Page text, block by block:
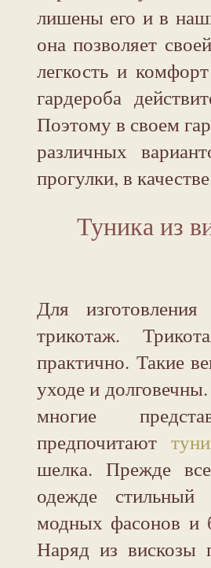
лишены его и в
она позволяет
легкость и
гардероба
Поэтому в своем
различных
прогулки, в
Туника из
Для
трикотаж.
практично. Такие
уходе и
многие
предпочитают
шелка. Прежде
одежде стильный
модных фасонов и
Наряд из вискозы